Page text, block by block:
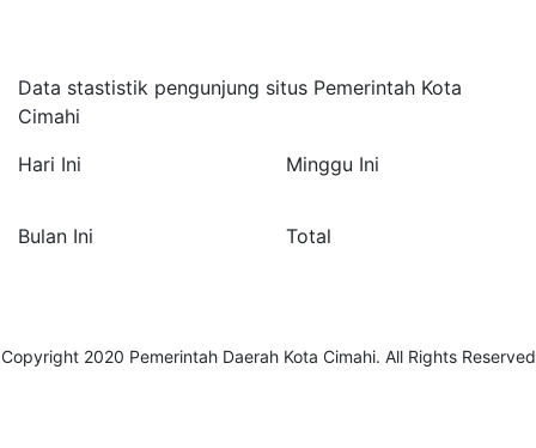
Data stastistik pengunjung situs Pemerintah Kota
Cimahi
Hari Ini
Minggu Ini
Bulan Ini Total
Copyright 2020 Pemerintah Daerah Kota Cimahi. All Rights Reserved